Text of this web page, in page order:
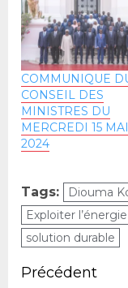
COMMUNIQUE
CONSEIL DES
MINISTRES DU
MERCREDI 15 MAI
2024
Tags: Diouma
Exploiter
solution durable
Précédent